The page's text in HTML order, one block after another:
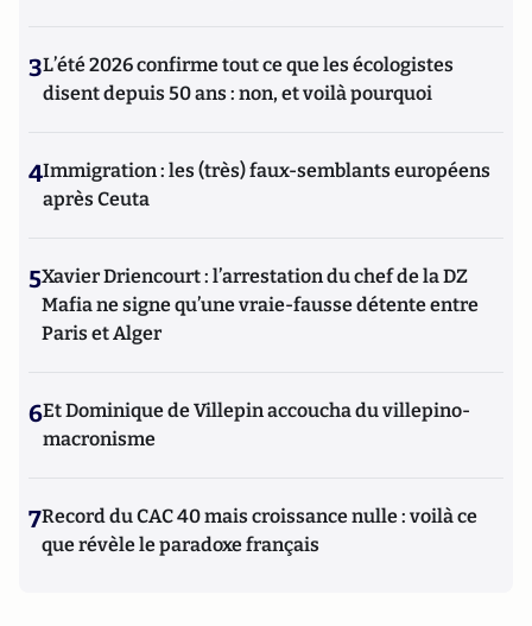
3L’été 2026 confirme tout ce que les écologistes
disent depuis 50 ans : non, et voilà pourquoi
4Immigration : les (très) faux-semblants européens
après Ceuta
5Xavier Driencourt : l’arrestation du chef de la DZ
Mafia ne signe qu’une vraie-fausse détente entre
Paris et Alger
6Et Dominique de Villepin accoucha du villepino-
macronisme
7Record du CAC 40 mais croissance nulle : voilà ce
que révèle le paradoxe français